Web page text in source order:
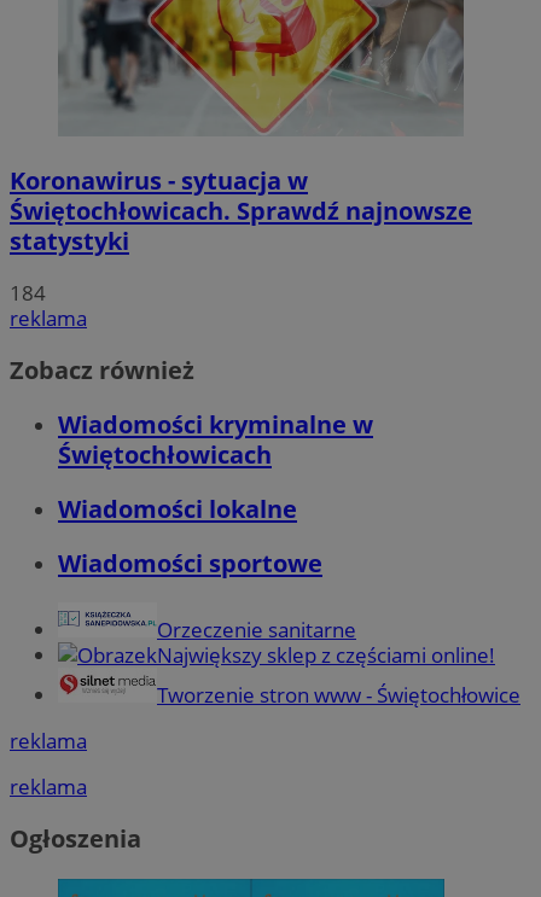
Koronawirus - sytuacja w
Świętochłowicach. Sprawdź najnowsze
statystyki
184
reklama
Zobacz również
Wiadomości kryminalne w
Świętochłowicach
Wiadomości lokalne
Wiadomości sportowe
Orzeczenie sanitarne
Największy sklep z częściami online!
Tworzenie stron www - Świętochłowice
reklama
reklama
Ogłoszenia